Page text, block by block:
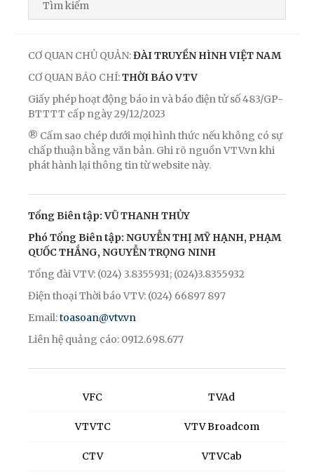
CƠ QUAN CHỦ QUẢN:ĐÀI TRUYỀN HÌNH VIỆT NAM
CƠ QUAN BÁO CHÍ:THỜI BÁO VTV
Giấy phép hoạt động báo in và báo điện tử số 483/GP-
BTTTT cấp ngày 29/12/2023
® Cấm sao chép dưới mọi hình thức nếu không có sự
chấp thuận bằng văn bản. Ghi rõ nguồn VTV.vn khi
phát hành lại thông tin từ website này.
Tổng Biên tập: VŨ THANH THỦY
Phó Tổng Biên tập: NGUYỄN THỊ MỸ HẠNH, PHẠM
QUỐC THẮNG, NGUYỄN TRỌNG NINH
Tổng đài VTV: (024) 3.8355931; (024)3.8355932
Điện thoại Thời báo VTV: (024) 66897 897
Email:toasoan@vtv.vn
Liên hệ quảng cáo: 0912.698.677
VFC
VTVTC
CTV
TVAd
VTV Broadcom
VTVCab